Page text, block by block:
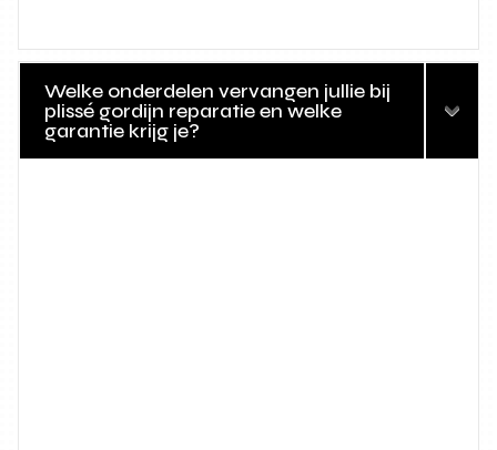
Welke onderdelen vervangen jullie bij
plissé gordijn reparatie en welke
garantie krijg je?